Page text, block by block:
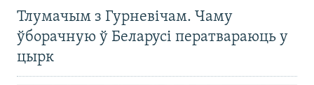
Тлумачым з Гурневічам. Чаму
ўборачную ў Беларусі ператвараюць у
цырк